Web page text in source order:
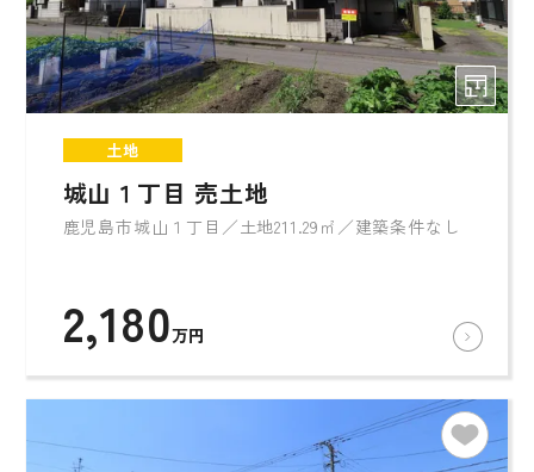
土地
城山１丁目 売土地
鹿児島市城山１丁目／土地211.29㎡／建築条件なし
2,180万円